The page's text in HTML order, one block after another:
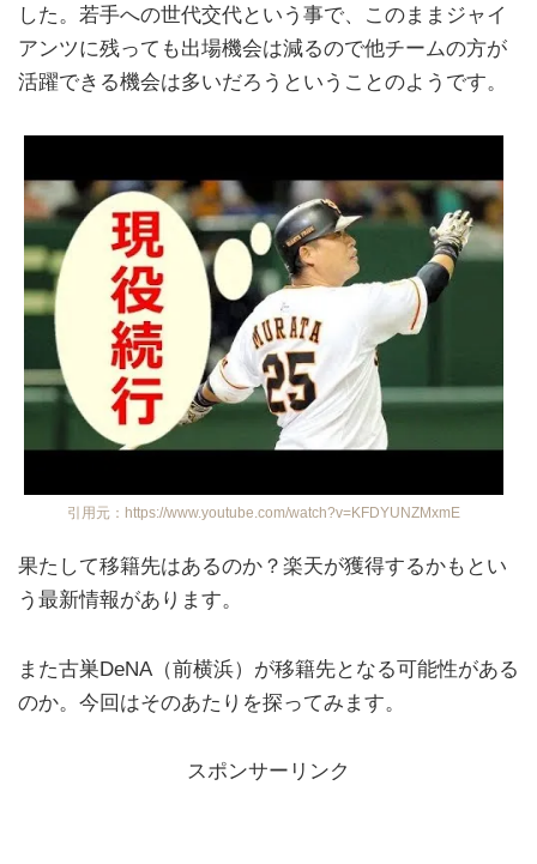
した。若手への世代交代という事で、このままジャイ
アンツに残っても出場機会は減るので他チームの方が
活躍できる機会は多いだろうということのようです。
引用元：https://www.youtube.com/watch?v=KFDYUNZMxmE
果たして移籍先はあるのか？楽天が獲得するかもとい
う最新情報があります。
また古巣DeNA（前横浜）が移籍先となる可能性がある
のか。今回はそのあたりを探ってみます。
スポンサーリンク